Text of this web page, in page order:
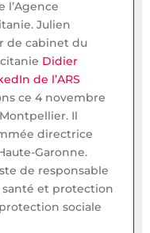
l’Agence
Julien
de cabinet du
Didier
de l’ARS
ce 4 novembre
Il
directrice
Garonne.
de responsable
santé et protection
sociale